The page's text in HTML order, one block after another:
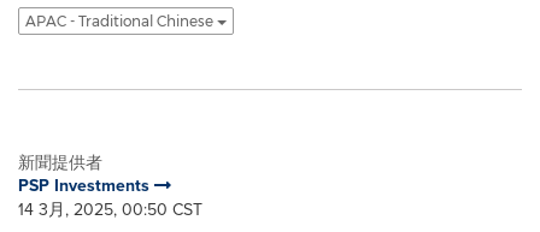
APAC - Traditional Chinese
新聞提供者
PSP Investments
14 3月, 2025, 00:50 CST